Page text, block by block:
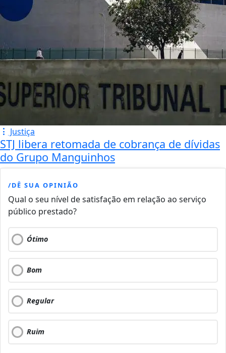
Justiça
STJ libera retomada de cobrança de dívidas
do Grupo Manguinhos
/DÊ SUA OPINIÃO
Qual o seu nível de satisfação em relação ao serviço
público prestado?
Ótimo
Bom
Regular
Ruim